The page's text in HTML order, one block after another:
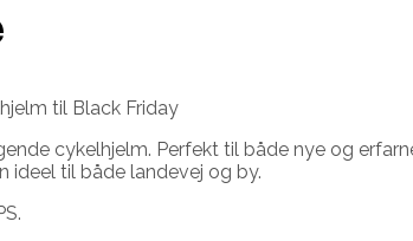
til Black Friday
cykelhjelm. Perfekt til både nye og
ideel til både landevej og by.